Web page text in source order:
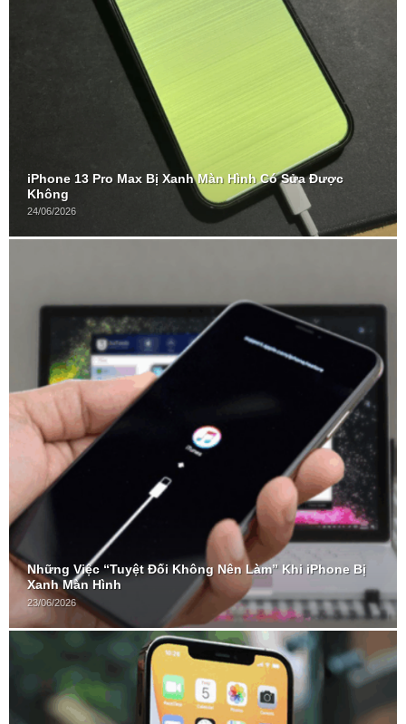
iPhone 13 Pro Max Bị Xanh Màn Hình Có Sửa Được
Không
24/06/2026
Những Việc “Tuyệt Đối Không Nên Làm” Khi iPhone Bị
Xanh Màn Hình
23/06/2026